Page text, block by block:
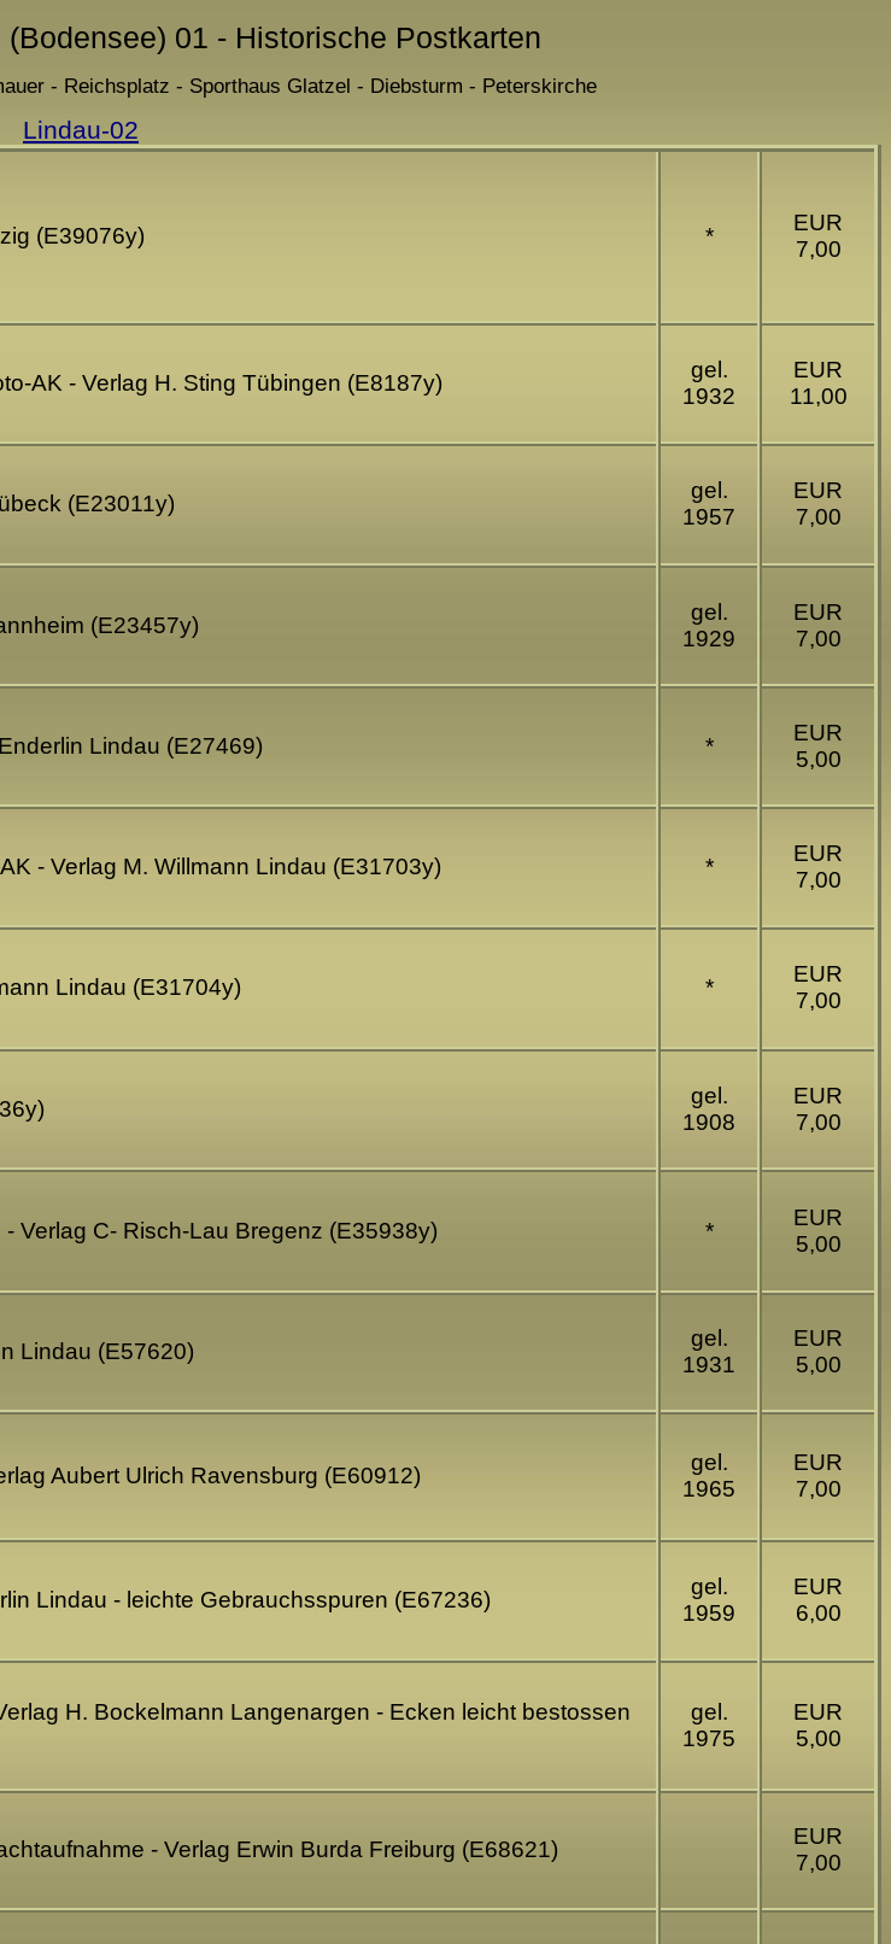
01 - Historische Postkarten
- Reichsplatz - Sporthaus Glatzel - Diebsturm - Peterskirche
Lindau-02
(E39076y) *
EUR
7,00
AK - Verlag H. Sting Tübingen (E8187y)
gel.
1932
EUR
11,00
(E23011y)
gel.
1957
EUR
7,00
(E23457y)
gel.
1929
EUR
7,00
Lindau (E27469) *
EUR
5,00
- Verlag M. Willmann Lindau (E31703y) *
EUR
7,00
Lindau (E31704y) *
EUR
7,00
gel.
1908
EUR
7,00
Verlag C- Risch-Lau Bregenz (E35938y) *
EUR
5,00
Lindau (E57620)
gel.
1931
EUR
5,00
Aubert Ulrich Ravensburg (E60912)
gel.
1965
EUR
7,00
Lindau - leichte Gebrauchsspuren (E67236)
gel.
1959
EUR
6,00
H. Bockelmann Langenargen - Ecken leicht bestossen
gel.
1975
EUR
5,00
- Verlag Erwin Burda Freiburg (E68621)
EUR
7,00